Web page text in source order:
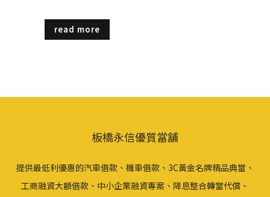
read more
板橋永信優質當舖
提供最低利優惠的汽車借款、機車借款、3C黃金名牌精品典當、
工商融資大額借款、中小企業融資專案、降息整合轉當代償、